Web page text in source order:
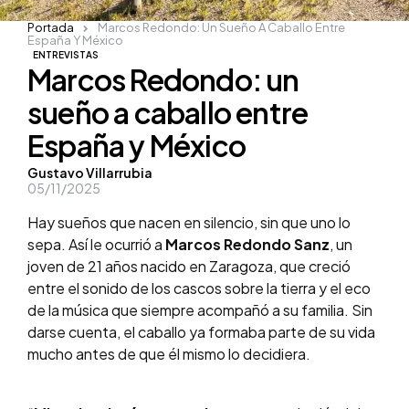
ENTREVISTAS
Marcos Redondo: un
sueño a caballo entre
España y México
Posted
by
Gustavo Villarrubia
05/11/2025
Portada
Marcos Redondo: Un Sueño A Caballo Entre
España Y México
Hay sueños que nacen en silencio, sin que uno lo
sepa. Así le ocurrió a Marcos Redondo Sanz, un
joven de 21 años nacido en Zaragoza, que creció
entre el sonido de los cascos sobre la tierra y el eco
de la música que siempre acompañó a su familia. Sin
darse cuenta, el caballo ya formaba parte de su vida
mucho antes de que él mismo lo decidiera.